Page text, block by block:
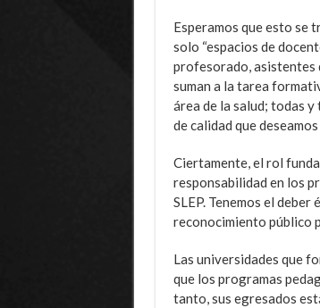
Esperamos que esto se
solo “espacios de
profesorado, asistentes
suman a la tarea
área de la salud; todas
de calidad que
Ciertamente, el rol
responsabilidad en los
SLEP. Tenemos el
reconocimiento público
Las universidades que
que los programas
tanto, sus egresados